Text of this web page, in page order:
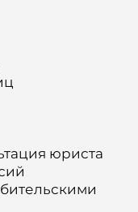
юриста